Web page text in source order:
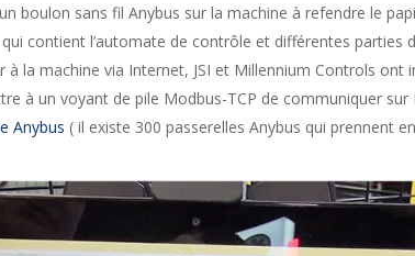
boulon sans fil Anybus sur la machine à refendre le
qui contient l’automate de contrôle et différentes parties
à la machine via Internet, JSI et Millennium Controls ont
à un voyant de pile Modbus-TCP de communiquer
Anybus ( il existe 300 passerelles Anybus qui prennent